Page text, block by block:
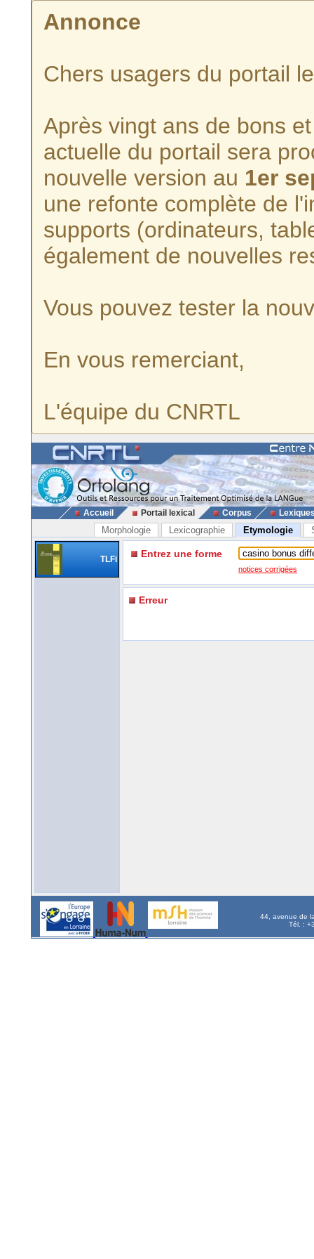
Annonce
Chers usagers du portail
Après vingt ans de bons
actuelle du portail sera
nouvelle version au 1er
une refonte complète de
supports (ordinateurs,
également de nouvelles
Vous pouvez tester la
En vous remerciant,
L'équipe du CNRTL
Accueil Portail lexical Corpus
Morphologie Lexicographie Etymologie
TLFi Entrez une forme
notices corrigées
Erreur
44, avenue de
Tél. :